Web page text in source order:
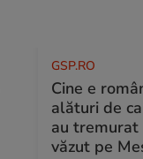
GSP.RO
Cine e
alături de
au
văzut pe